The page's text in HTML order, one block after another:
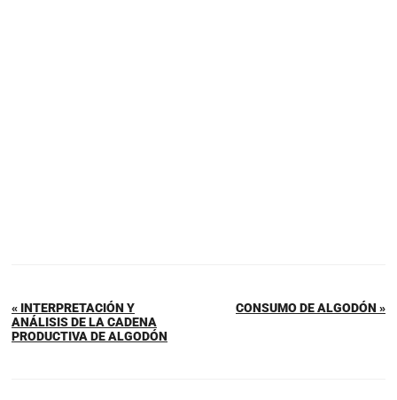
« INTERPRETACIÓN Y
ANÁLISIS DE LA CADENA
PRODUCTIVA DE ALGODÓN
CONSUMO DE ALGODÓN »